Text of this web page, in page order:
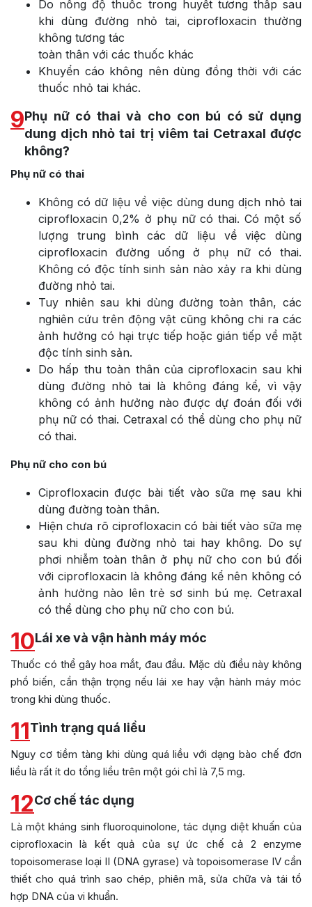
Do nồng độ thuốc trong huyết tương thấp sau
khi dùng đường nhỏ tai, ciprofloxacin thường
không tương tác
toàn thân với các thuốc khác
Khuyển cáo không nên dùng đồng thời với các
thuốc nhỏ tai khác.
9Phụ nữ có thai và cho con bú có sử dụng
dung dịch nhỏ tai trị viêm tai Cetraxal được
không?
Phụ nữ có thai
Không có dữ liệu về việc dùng dung dịch nhỏ tai
ciprofloxacin 0,2% ở phụ nữ có thai. Có một số
lượng trung bình các dữ liệu về việc dùng
ciprofloxacin đường uống ở phụ nữ có thai.
Không có độc tính sinh sản nào xảy ra khi dùng
đường nhỏ tai.
Tuy nhiên sau khi dùng đường toàn thân, các
nghiên cứu trên động vật cũng không chi ra các
ảnh hưởng có hại trực tiếp hoặc gián tiếp về mặt
độc tính sinh sản.
Do hấp thu toàn thân của ciprofloxacin sau khi
dùng đường nhỏ tai là không đáng kể, vì vậy
không có ảnh hưởng nào được dự đoán đối với
phụ nữ có thai. Cetraxal có thể dùng cho phụ nữ
có thai.
Phụ nữ cho con bú
Ciprofloxacin được bài tiết vào sữa mẹ sau khi
dùng đường toàn thân.
Hiện chưa rõ ciprofloxacin có bài tiết vào sữa mẹ
sau khi dùng đường nhỏ tai hay không. Do sự
phơi nhiễm toàn thân ở phụ nữ cho con bú đối
với ciprofloxacin là không đáng kể nên không có
ảnh hưởng nào lên trẻ sơ sinh bú mẹ. Cetraxal
có thể dùng cho phụ nữ cho con bú.
10Lái xe và vận hành máy móc
Thuốc có thể gây hoa mắt, đau đầu. Mặc dù điều này không
phổ biến, cần thận trọng nếu lái xe hay vận hành máy móc
trong khi dùng thuốc.
11Tình trạng quá liều
Nguy cơ tiềm tàng khi dùng quá liều với dạng bào chế đơn
liều là rất ít do tổng liều trên một gói chỉ là 7,5 mg.
12Cơ chế tác dụng
Là một kháng sinh fluoroquinolone, tác dụng diệt khuấn của
ciprofloxacin là kết quả của sự ức chế cả 2 enzyme
topoisomerase loại II (DNA gyrase) và topoisomerase IV cần
thiết cho quá trình sao chép, phiên mã, sửa chữa và tái tổ
hợp DNA của vi khuẩn.